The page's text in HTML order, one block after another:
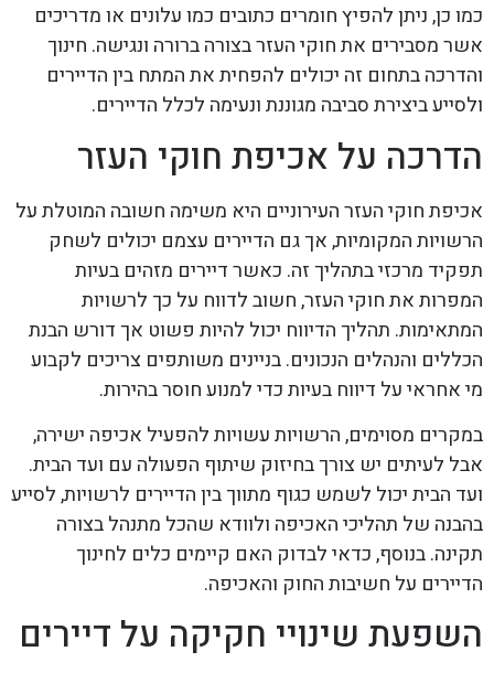
כמו כן, ניתן להפיץ חומרים כתובים כמו עלונים או מדריכים
אשר מסבירים את חוקי העזר בצורה ברורה ונגישה. חינוך
והדרכה בתחום זה יכולים להפחית את המתח בין הדיירים
ולסייע ביצירת סביבה מגוננת ונעימה לכלל הדיירים.
הדרכה על אכיפת חוקי העזר
אכיפת חוקי העזר העירוניים היא משימה חשובה המוטלת על
הרשויות המקומיות, אך גם הדיירים עצמם יכולים לשחק
תפקיד מרכזי בתהליך זה. כאשר דיירים מזהים בעיות
המפרות את חוקי העזר, חשוב לדווח על כך לרשויות
המתאימות. תהליך הדיווח יכול להיות פשוט אך דורש הבנת
הכללים והנהלים הנכונים. בניינים משותפים צריכים לקבוע
מי אחראי על דיווח בעיות כדי למנוע חוסר בהירות.
במקרים מסוימים, הרשויות עשויות להפעיל אכיפה ישירה,
אבל לעיתים יש צורך בחיזוק שיתוף הפעולה עם ועד הבית.
ועד הבית יכול לשמש כגוף מתווך בין הדיירים לרשויות, לסייע
בהבנה של תהליכי האכיפה ולוודא שהכל מתנהל בצורה
תקינה. בנוסף, כדאי לבדוק האם קיימים כלים לחינוך
הדיירים על חשיבות החוק והאכיפה.
השפעת שינויי חקיקה על דיירים